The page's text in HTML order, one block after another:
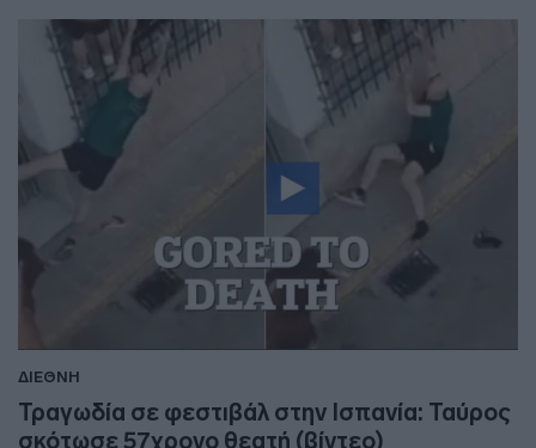
ΔΙΕΘΝΗ
Τραγωδία σε φεστιβάλ στην Ισπανία: Ταύρος
σκότωσε 57χρονο θεατή (βίντεο)